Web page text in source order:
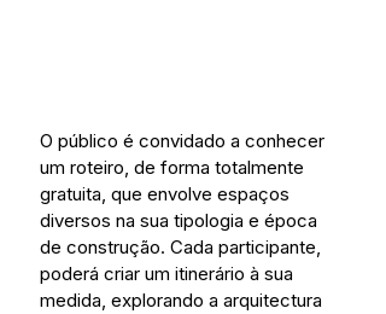
O público é convidado a conhecer
um roteiro, de forma totalmente
gratuita, que envolve espaços
diversos na sua tipologia e época
de construção. Cada participante,
poderá criar um itinerário à sua
medida, explorando a arquitectura